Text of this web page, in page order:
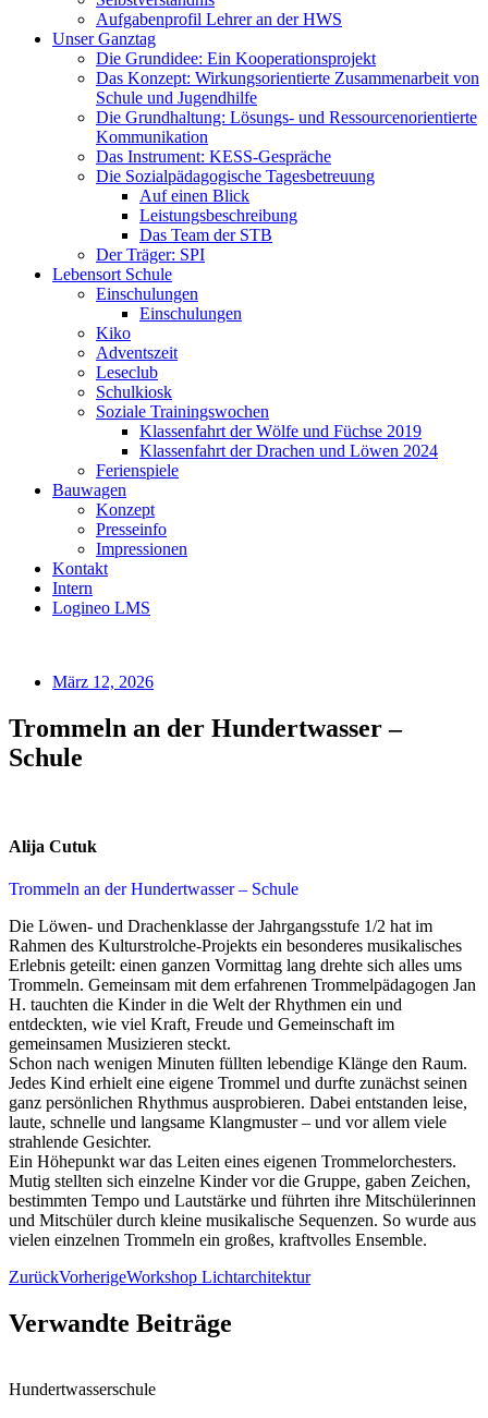
Aufgabenprofil Lehrer an der HWS
Unser Ganztag
Die Grundidee: Ein Kooperationsprojekt
Das Konzept: Wirkungsorientierte Zusammenarbeit von
Schule und Jugendhilfe
Die Grundhaltung: Lösungs- und Ressourcenorientierte
Kommunikation
Das Instrument: KESS-Gespräche
Die Sozialpädagogische Tagesbetreuung
Auf einen Blick
Leistungsbeschreibung
Das Team der STB
Der Träger: SPI
Lebensort Schule
Einschulungen
Einschulungen
Kiko
Adventszeit
Leseclub
Schulkiosk
Soziale Trainingswochen
Klassenfahrt der Wölfe und Füchse 2019
Klassenfahrt der Drachen und Löwen 2024
Ferienspiele
Bauwagen
Konzept
Presseinfo
Impressionen
Kontakt
Intern
Logineo LMS
März 12, 2026
Trommeln an der Hundertwasser –
Schule
Alija Cutuk
Trommeln an der Hundertwasser – Schule
Die Löwen‑ und Drachenklasse der Jahrgangsstufe 1/2 hat im
Rahmen des Kulturstrolche‑Projekts ein besonderes musikalisches
Erlebnis geteilt: einen ganzen Vormittag lang drehte sich alles ums
Trommeln. Gemeinsam mit dem erfahrenen Trommelpädagogen Jan
H. tauchten die Kinder in die Welt der Rhythmen ein und
entdeckten, wie viel Kraft, Freude und Gemeinschaft im
gemeinsamen Musizieren steckt.
Schon nach wenigen Minuten füllten lebendige Klänge den Raum.
Jedes Kind erhielt eine eigene Trommel und durfte zunächst seinen
ganz persönlichen Rhythmus ausprobieren. Dabei entstanden leise,
laute, schnelle und langsame Klangmuster – und vor allem viele
strahlende Gesichter.
Ein Höhepunkt war das Leiten eines eigenen Trommelorchesters.
Mutig stellten sich einzelne Kinder vor die Gruppe, gaben Zeichen,
bestimmten Tempo und Lautstärke und führten ihre Mitschülerinnen
und Mitschüler durch kleine musikalische Sequenzen. So wurde aus
vielen einzelnen Trommeln ein großes, kraftvolles Ensemble.
ZurückVorherigeWorkshop Lichtarchitektur
Verwandte Beiträge
Hundertwasserschule